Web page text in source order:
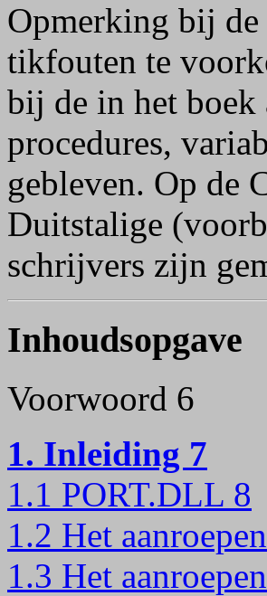
Opmerking bij de
tikfouten te
bij de in het boek
procedures,
gebleven. Op de
Duitstalige
schrijvers zijn
Inhoudsopgave
Voorwoord 6
1. Inleiding 7
1.1 PORT.DLL 8
1.2 Het
1.3 Het